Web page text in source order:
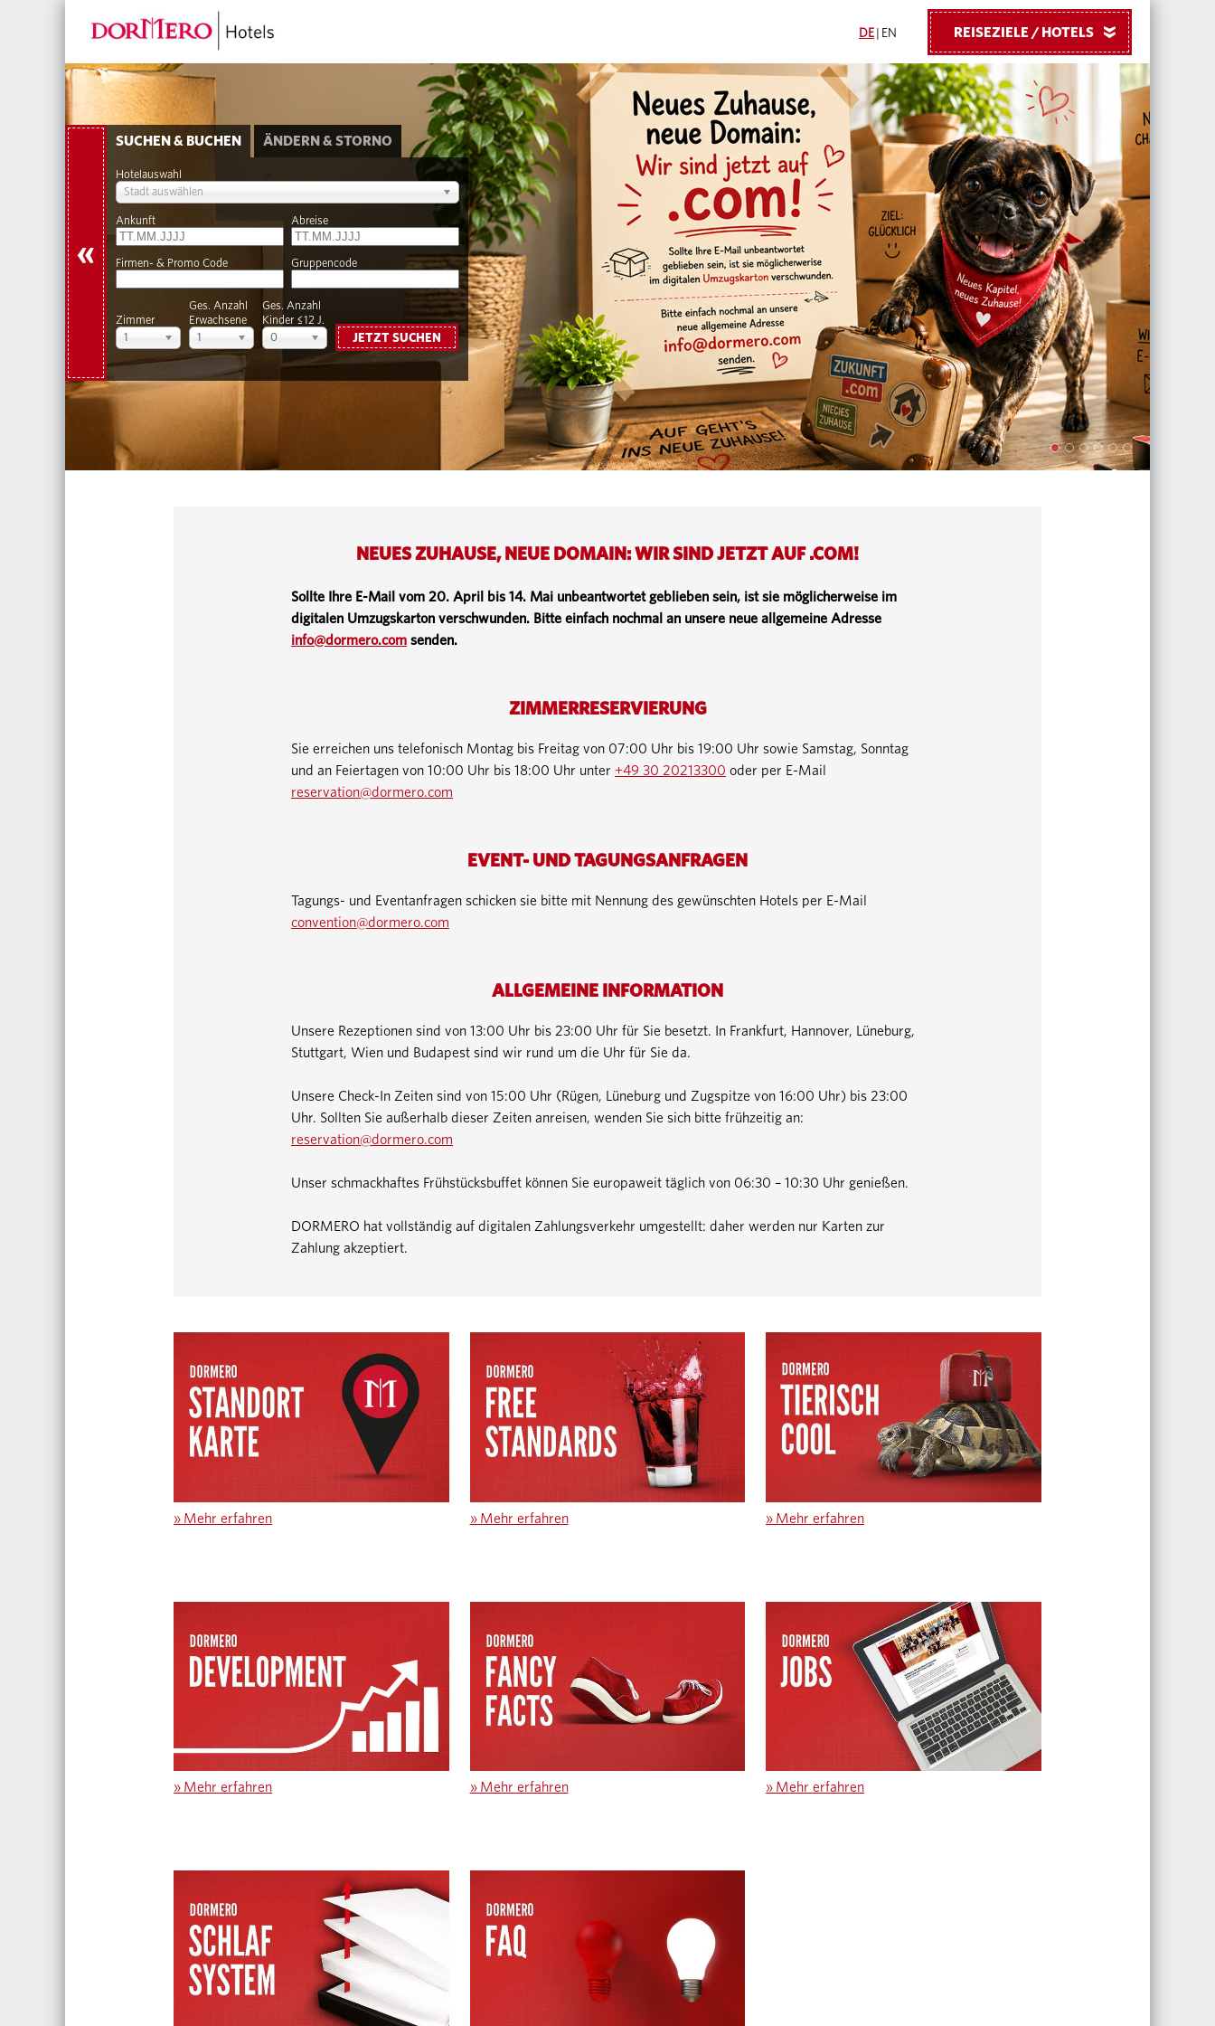
DE EN REISEZIELE / HOTELS »
«
SUCHEN & BUCHEN ÄNDERN & STORNO
Hotelauswahl
Stadt auswählen
Ankunft Abreise
Firmen- & Promo Code Gruppencode
Zimmer
1
Ges. Anzahl
Erwachsene
1
Ges. Anzahl
Kinder ≤12 J.
0
JETZT SUCHEN
NEUES ZUHAUSE, NEUE DOMAIN: WIR SIND JETZT AUF .COM!
Sollte Ihre E-Mail vom 20. April bis 14. Mai unbeantwortet geblieben sein, ist sie möglicherweise im
digitalen Umzugskarton verschwunden. Bitte einfach nochmal an unsere neue allgemeine Adresse
info@dormero.com senden.
ZIMMERRESERVIERUNG
Sie erreichen uns telefonisch Montag bis Freitag von 07:00 Uhr bis 19:00 Uhr sowie Samstag, Sonntag
und an Feiertagen von 10:00 Uhr bis 18:00 Uhr unter +49 30 20213300 oder per E-Mail
reservation@dormero.com
EVENT- UND TAGUNGSANFRAGEN
Tagungs- und Eventanfragen schicken sie bitte mit Nennung des gewünschten Hotels per E-Mail
convention@dormero.com
ALLGEMEINE INFORMATION
Unsere Rezeptionen sind von 13:00 Uhr bis 23:00 Uhr für Sie besetzt. In Frankfurt, Hannover, Lüneburg,
Stuttgart, Wien und Budapest sind wir rund um die Uhr für Sie da.
Unsere Check-In Zeiten sind von 15:00 Uhr (Rügen, Lüneburg und Zugspitze von 16:00 Uhr) bis 23:00
Uhr. Sollten Sie außerhalb dieser Zeiten anreisen, wenden Sie sich bitte frühzeitig an:
reservation@dormero.com
Unser schmackhaftes Frühstücksbuffet können Sie europaweit täglich von 06:30 – 10:30 Uhr genießen.
DORMERO hat vollständig auf digitalen Zahlungsverkehr umgestellt: daher werden nur Karten zur
Zahlung akzeptiert.
» Mehr erfahren »Mehr erfahren » Mehr erfahren
» Mehr erfahren »Mehr erfahren » Mehr erfahren